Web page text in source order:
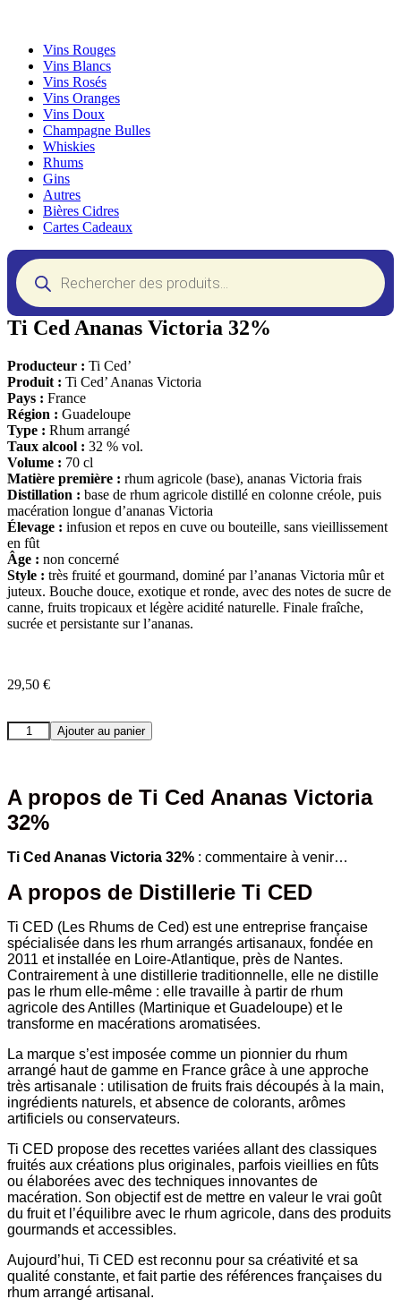
Vins Rouges
Vins Blancs
Vins Rosés
Vins Oranges
Vins Doux
Champagne Bulles
Whiskies
Rhums
Gins
Autres
Bières Cidres
Cartes Cadeaux
Recherche
de
produits
Ti Ced Ananas Victoria 32%
Producteur : Ti Ced’
Produit : Ti Ced’ Ananas Victoria
Pays : France
Région : Guadeloupe
Type : Rhum arrangé
Taux alcool : 32 % vol.
Volume : 70 cl
Matière première : rhum agricole (base), ananas Victoria frais
Distillation : base de rhum agricole distillé en colonne créole, puis
macération longue d’ananas Victoria
Élevage : infusion et repos en cuve ou bouteille, sans vieillissement
en fût
Âge : non concerné
Style : très fruité et gourmand, dominé par l’ananas Victoria mûr et
juteux. Bouche douce, exotique et ronde, avec des notes de sucre de
canne, fruits tropicaux et légère acidité naturelle. Finale fraîche,
sucrée et persistante sur l’ananas.
29,50 €
quantité
de
Ananas
Victoria
32%
Ajouter au panier
A propos de Ti Ced Ananas Victoria
32%
Ti Ced Ananas Victoria 32% : commentaire à venir…
A propos de Distillerie Ti CED
Ti CED (Les Rhums de Ced) est une entreprise française
spécialisée dans les rhum arrangés artisanaux, fondée en
2011 et installée en Loire-Atlantique, près de Nantes.
Contrairement à une distillerie traditionnelle, elle ne distille
pas le rhum elle-même : elle travaille à partir de rhum
agricole des Antilles (Martinique et Guadeloupe) et le
transforme en macérations aromatisées.
La marque s’est imposée comme un pionnier du rhum
arrangé haut de gamme en France grâce à une approche
très artisanale : utilisation de fruits frais découpés à la main,
ingrédients naturels, et absence de colorants, arômes
artificiels ou conservateurs.
Ti CED propose des recettes variées allant des classiques
fruités aux créations plus originales, parfois vieillies en fûts
ou élaborées avec des techniques innovantes de
macération. Son objectif est de mettre en valeur le vrai goût
du fruit et l’équilibre avec le rhum agricole, dans des produits
gourmands et accessibles.
Aujourd’hui, Ti CED est reconnu pour sa créativité et sa
qualité constante, et fait partie des références françaises du
rhum arrangé artisanal.